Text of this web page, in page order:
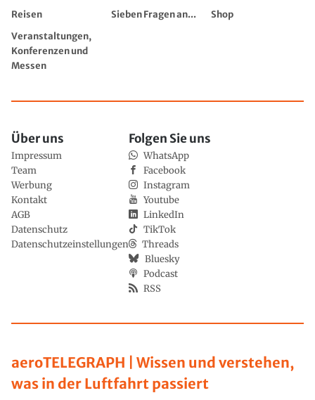
Reisen
Sieben Fragen an...
Shop
Veranstaltungen,
Konferenzen und
Messen
aeroTELEGRAPH | Wissen und verstehen,
was in der Luftfahrt passiert
Über uns
Impressum
Team
Werbung
Kontakt
AGB
Datenschutz
Datenschutzeinstellungen
Folgen Sie uns
WhatsApp
Facebook
Instagram
Youtube
LinkedIn
TikTok
Threads
Bluesky
Podcast
RSS